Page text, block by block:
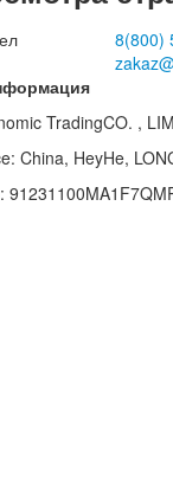
8(800)
TradingCO. ,
China, HeyHe,